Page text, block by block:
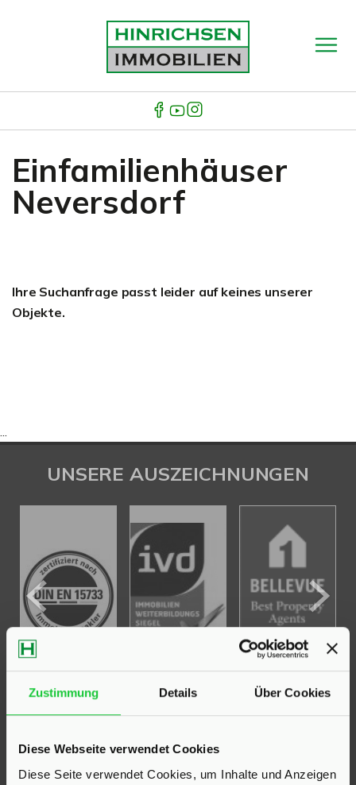
Zustimmung Details Über Cookies
Diese Webseite verwendet Cookies
Diese Seite verwendet Cookies, um Inhalte und Anzeigen
Einfamilienhäuser
Neversdorf
Ihre Suchanfrage passt leider auf keines unserer
Objekte.
...
UNSERE AUSZEICHNUNGEN
Hinrichsen Immobilien GmbH